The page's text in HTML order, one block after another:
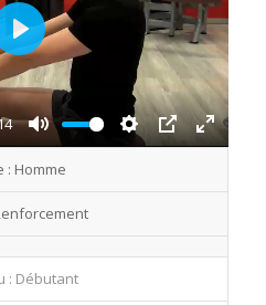
Mute
Settings
PIP
Enter
Play
: Homme
: Débutant